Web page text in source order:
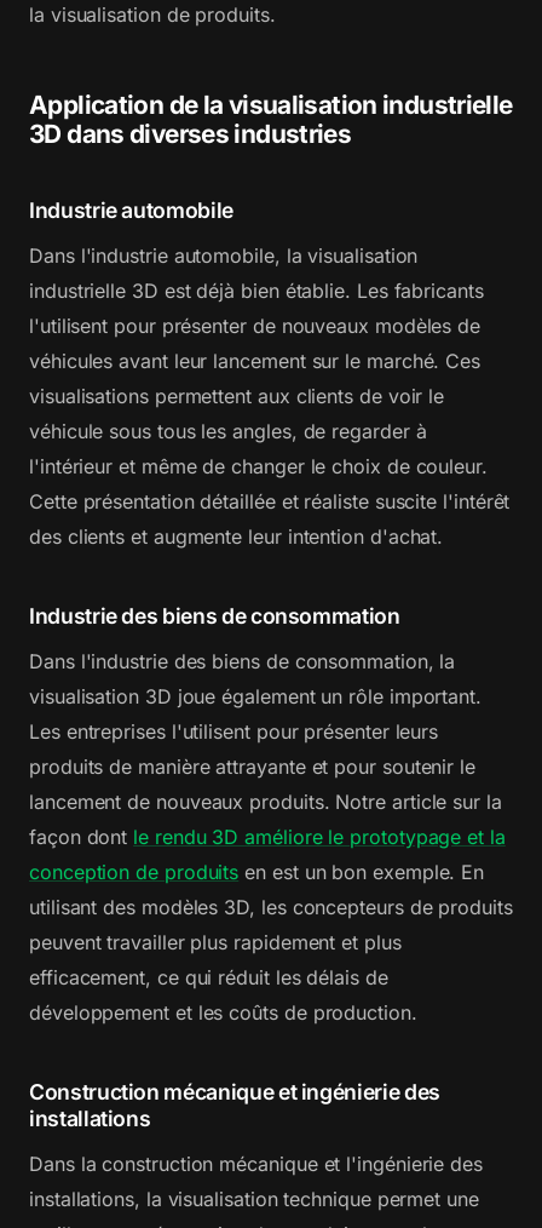
la visualisation de produits.
Application de la visualisation industrielle
3D dans diverses industries
Industrie automobile
Dans l'industrie automobile, la visualisation
industrielle 3D est déjà bien établie. Les fabricants
l'utilisent pour présenter de nouveaux modèles de
véhicules avant leur lancement sur le marché. Ces
visualisations permettent aux clients de voir le
véhicule sous tous les angles, de regarder à
l'intérieur et même de changer le choix de couleur.
Cette présentation détaillée et réaliste suscite l'intérêt
des clients et augmente leur intention d'achat.
Industrie des biens de consommation
Dans l'industrie des biens de consommation, la
visualisation 3D joue également un rôle important.
Les entreprises l'utilisent pour présenter leurs
produits de manière attrayante et pour soutenir le
lancement de nouveaux produits. Notre article sur la
façon dont le rendu 3D améliore le prototypage et la
conception de produits en est un bon exemple. En
utilisant des modèles 3D, les concepteurs de produits
peuvent travailler plus rapidement et plus
efficacement, ce qui réduit les délais de
développement et les coûts de production.
Construction mécanique et ingénierie des
installations
Dans la construction mécanique et l'ingénierie des
installations, la visualisation technique permet une